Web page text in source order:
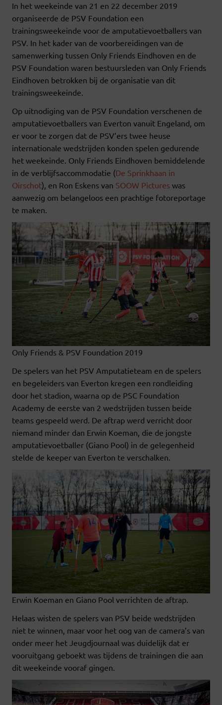
In het weekeinde van 21 en 22 december 2019
organiseerde de PSV Foundation een
trainingsweekeinde voor de amputatievoetballers van
PSV. In het kader van de voorbereidingen van de
samenwerking tussen Only Friends Eindhoven en de
PSV Foundation waren bestuursleden van Only Friends
Eindhoven betrokken bij de organisatie van dit
trainingsweekeinde.
Op uitnodiging van de PSV Foundation verschenen de
amputatievoetballers van Everton vanuit Engeland, om
er voor te zorgen dat de PSV’ers twee heuse
internationale wedstrijden konden spelen gedurende
het weekeinde. Only Friends Eindhoven bemiddelende
in de verblijfsaccommodatie (De Sprinkhaan in
Oirschot), en Ron Eskens van SOOW Pictures was
aanwezig om belangeloos een prachtige fotoreportage
te maken.
Only Friends & PSV Foundation 2019
De spelers van het PSV Amputatieteam en de spelers
en begeleiders van Everton kregen een rondleiding
door het stadion, waarna op de PSC Foundation
Academy de eerste van 2 wedstrijden tussen beide
teams gespeeld werd. De aftrap werd verricht door
niemand minder dan Erwin Koeman, die de jongste
amputatievoetballer (Giano Pool) in de gelegenheid
stelde de keeper van Everton te verschalken.
Erwin Koeman en Giano Pool verrichten de aftrap.
Helaas wisten de spelers van PSV beide wedstrijden
niet te winnen, maar voor het oog van de camera’s van
onder meer het Jeugdjournaal was duidelijk dat er
vooruitgang geboekt was tijdens de trainingen die aan
dit weekeinde vooraf gingen.